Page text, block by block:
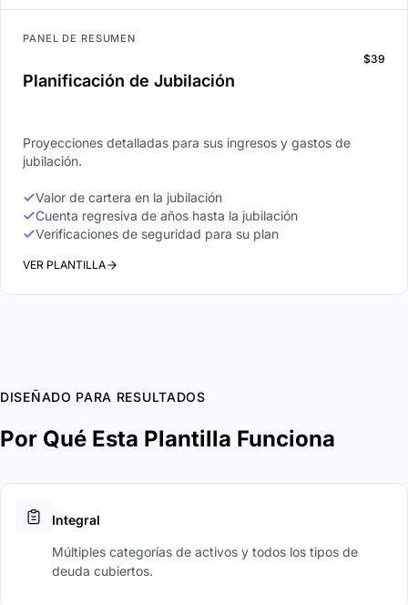
PANEL DE RESUMEN
Planificación de Jubilación
$39
Proyecciones detalladas para sus ingresos y gastos de
jubilación.
Valor de cartera en la jubilación
Cuenta regresiva de años hasta la jubilación
Verificaciones de seguridad para su plan
VER PLANTILLA
DISEÑADO PARA RESULTADOS
Por Qué Esta Plantilla Funciona
Integral
Múltiples categorías de activos y todos los tipos de
deuda cubiertos.